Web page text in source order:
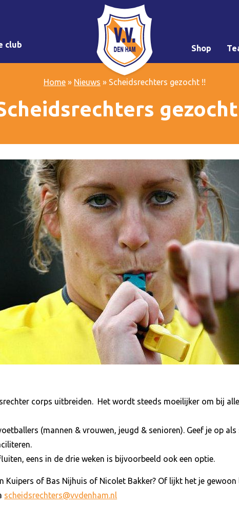
club Shop
Home » Nieuws » Scheidsrechters gezocht !!
corps uitbreiden. Het wordt steeds moeilijker om bij
(mannen & vrouwen, jeugd & senioren). Geef je op
eens in de drie weken is bijvoorbeeld ook een optie.
of Bas Nijhuis of Nicolet Bakker? Of lijkt het je
scheidsrechters@vvdenham.nl